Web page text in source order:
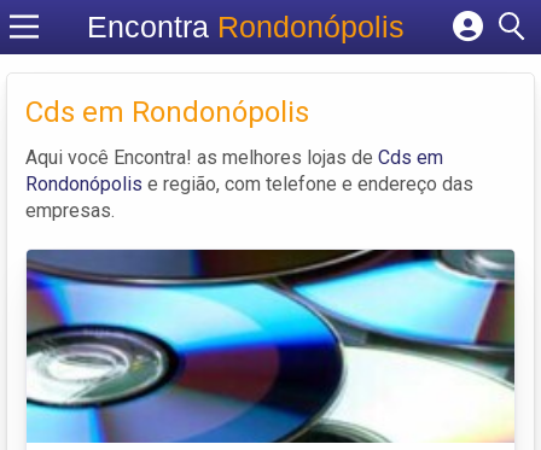
Encontra Rondonópolis
Cadastrar empresa
Criar conta
Cds em Rondonópolis
Aqui você Encontra! as melhores lojas de Cds em
Rondonópolis e região, com telefone e endereço das
empresas.